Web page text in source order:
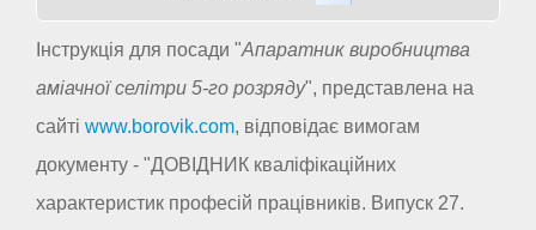
Інструкція для посади "Апаратник виробництва
аміачної селітри 5-го розряду", представлена на
сайті www.borovik.com, відповідає вимогам
документу - "ДОВІДНИК кваліфікаційних
характеристик професій працівників. Випуск 27.